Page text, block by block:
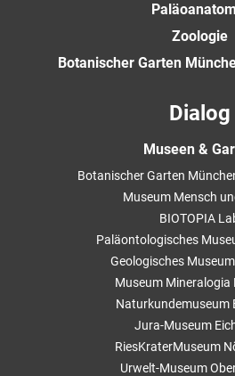
Zoologie
Botanischer Garten
Dialog
Museen &
Botanischer Garten
Museum Mensch
BIOTOPIA
Paläontologisches
Geologisches
Museum Mineralogia
Naturkundemuseum
Jura-Museum
RiesKraterMuseum
Urwelt-Museum